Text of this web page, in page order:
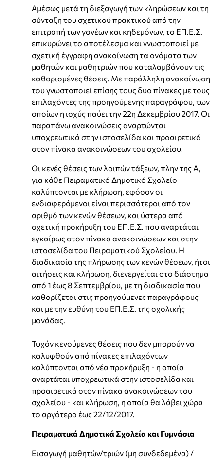
Αμέσως μετά τη διεξαγωγή των κληρώσεων και τη
σύνταξη του σχετικού πρακτικού από την
επιτροπή των γονέων και κηδεμόνων, το ΕΠ.Ε.Σ.
επικυρώνει το αποτέλεσμα και γνωστοποιεί με
σχετική έγγραφη ανακοίνωση τα ονόματα των
μαθητών και μαθητριών που καταλαμβάνουν τις
καθορισμένες θέσεις. Με παράλληλη ανακοίνωση
του γνωστοποιεί επίσης τους δυο πίνακες με τους
επιλαχόντες της προηγούμενης παραγράφου, των
οποίων η ισχύς παύει την 22η Δεκεμβρίου 2017. Οι
παραπάνω ανακοινώσεις αναρτώνται
υποχρεωτικά στην ιστοσελίδα και προαιρετικά
στον πίνακα ανακοινώσεων του σχολείου.
Οι κενές θέσεις των λοιπών τάξεων, πλην της Α,
για κάθε Πειραματικό Δημοτικό Σχολείο
καλύπτονται με κλήρωση, εφόσον οι
ενδιαφερόμενοι είναι περισσότεροι από τον
αριθμό των κενών θέσεων, και ύστερα από
σχετική προκήρυξη του ΕΠ.Ε.Σ. που αναρτάται
εγκαίρως στον πίνακα ανακοινώσεων και στην
ιστοσελίδα του Πειραματικού Σχολείου. Η
διαδικασία της πλήρωσης των κενών θέσεων, ήτοι
αιτήσεις και κλήρωση, διενεργείται στο διάστημα
από 1 έως 8 Σεπτεμβρίου, με τη διαδικασία που
καθορίζεται στις προηγούμενες παραγράφους
και με την ευθύνη του ΕΠ.Ε.Σ. της σχολικής
μονάδας.
Τυχόν κενούμενες θέσεις που δεν μπορούν να
καλυφθούν από πίνακες επιλαχόντων
καλύπτονται από νέα προκήρυξη - η οποία
αναρτάται υποχρεωτικά στην ιστοσελίδα και
προαιρετικά στον πίνακα ανακοινώσεων του
σχολείου - και κλήρωση, η οποία θα λάβει χώρα
το αργότερο έως 22/12/2017.
Πειραματικά Δημοτικά Σχολεία και Γυμνάσια
Εισαγωγή μαθητών/τριών (μη συνδεδεμένα) /